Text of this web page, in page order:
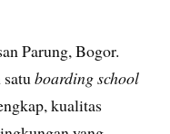
Parung, Bogor.
satuboarding school
kualitas